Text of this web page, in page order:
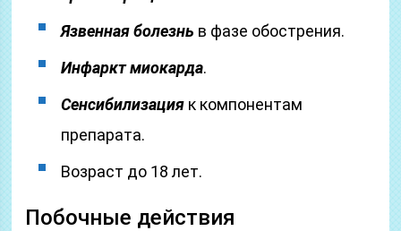
Язвенная болезнь в фазе обострения.
Инфаркт миокарда.
Сенсибилизация к компонентам
препарата.
Возраст до 18 лет.
Побочные действия